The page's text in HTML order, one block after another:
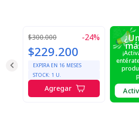
$300.000 -24%
$229.200
EXPIRA EN 16 MESES
STOCK: 1 U.
Agregar